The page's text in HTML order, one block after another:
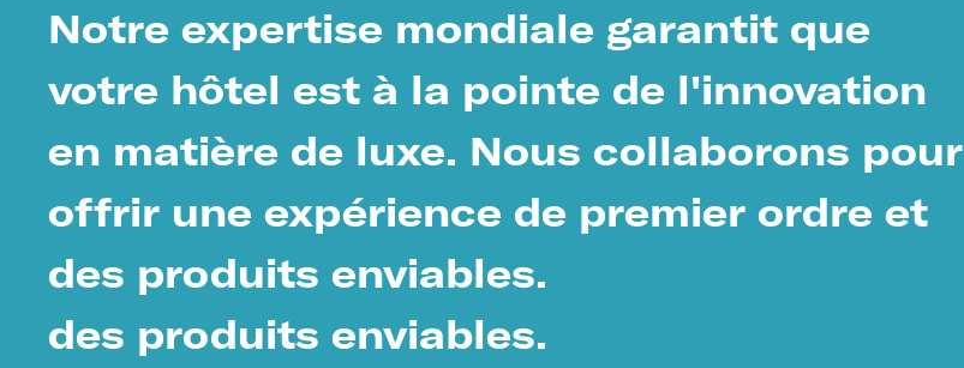
Notre expertise mondiale garantit que
votre hôtel est à la pointe de l'innovation
en matière de luxe. Nous collaborons pour
offrir une expérience de premier ordre et
des produits enviables.
des produits enviables.